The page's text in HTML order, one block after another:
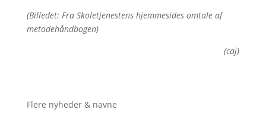
(Billedet: Fra Skoletjenestens hjemmesides omtale af
metodehåndbogen)
(caj)
Flere nyheder & navne